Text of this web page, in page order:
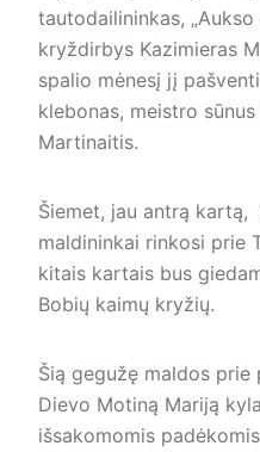
tautodailininkas,
kryždirbys Kazimieras
spalio mėnesį jį
klebonas, meistro
Martinaitis.
Šiemet, jau antrą kartą,
maldininkai rinkosi prie
kitais kartais bus
Bobių kaimų kryžių.
Šią gegužę maldos
Dievo Motiną Mariją
išsakomomis